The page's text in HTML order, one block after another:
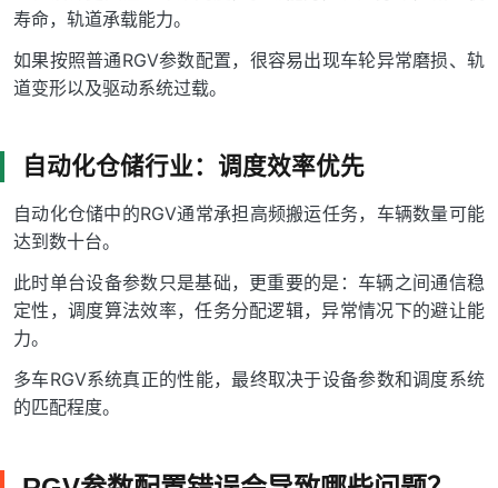
寿命，轨道承载能力。
如果按照普通RGV参数配置，很容易出现车轮异常磨损、轨
道变形以及驱动系统过载。
自动化仓储行业：调度效率优先
自动化仓储中的RGV通常承担高频搬运任务，车辆数量可能
达到数十台。
此时单台设备参数只是基础，更重要的是：车辆之间通信稳
定性，调度算法效率，任务分配逻辑，异常情况下的避让能
力。
多车RGV系统真正的性能，最终取决于设备参数和调度系统
的匹配程度。